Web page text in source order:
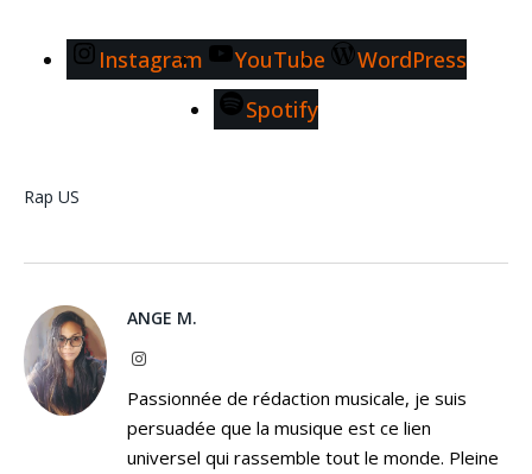
Instagram YouTube
WordPress
Spotify
Rap US
ANGE M.
Instagram
Passionnée de rédaction musicale, je suis
persuadée que la musique est ce lien
universel qui rassemble tout le monde. Pleine